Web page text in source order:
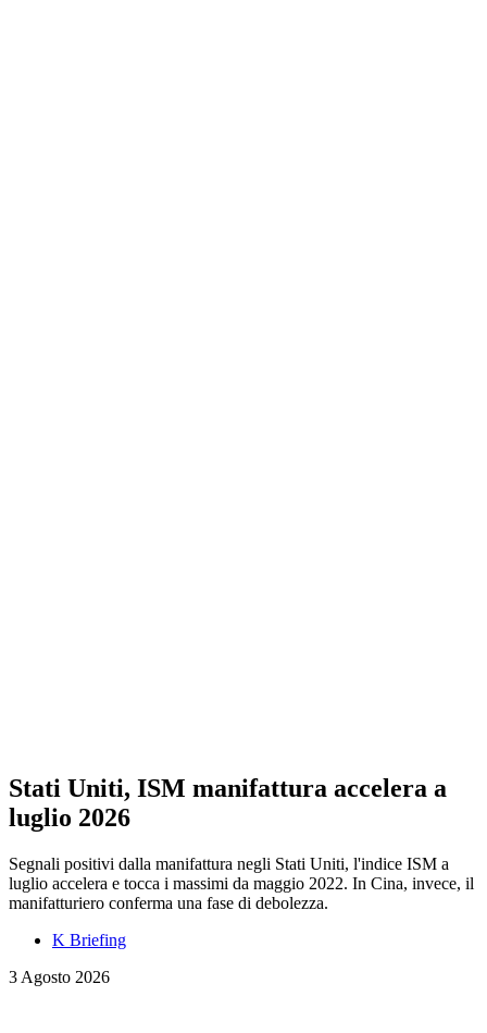
Stati Uniti, ISM manifattura accelera a
luglio 2026
Segnali positivi dalla manifattura negli Stati Uniti, l'indice ISM a
luglio accelera e tocca i massimi da maggio 2022. In Cina, invece, il
manifatturiero conferma una fase di debolezza.
K Briefing
3 Agosto 2026